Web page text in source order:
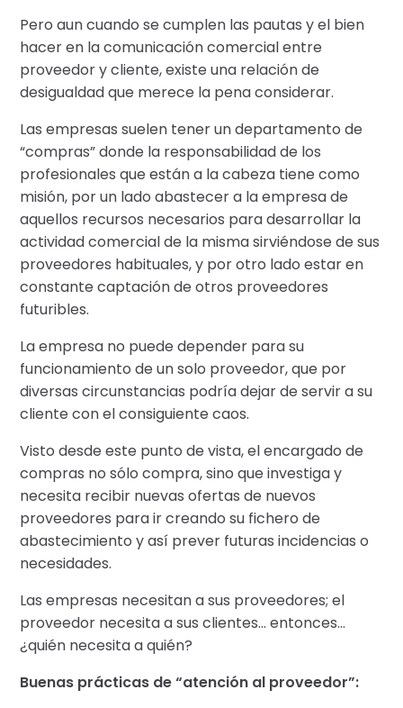
Pero aun cuando se cumplen las pautas y el bien
hacer en la comunicación comercial entre
proveedor y cliente, existe una relación de
desigualdad que merece la pena considerar.
Las empresas suelen tener un departamento de
“compras” donde la responsabilidad de los
profesionales que están a la cabeza tiene como
misión, por un lado abastecer a la empresa de
aquellos recursos necesarios para desarrollar la
actividad comercial de la misma sirviéndose de sus
proveedores habituales, y por otro lado estar en
constante captación de otros proveedores
futuribles.
La empresa no puede depender para su
funcionamiento de un solo proveedor, que por
diversas circunstancias podría dejar de servir a su
cliente con el consiguiente caos.
Visto desde este punto de vista, el encargado de
compras no sólo compra, sino que investiga y
necesita recibir nuevas ofertas de nuevos
proveedores para ir creando su fichero de
abastecimiento y así prever futuras incidencias o
necesidades.
Las empresas necesitan a sus proveedores; el
proveedor necesita a sus clientes… entonces…
¿quién necesita a quién?
Buenas prácticas de “atención al proveedor”: